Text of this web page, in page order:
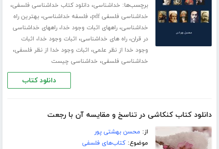
برچسب‌ها: خداشناسی،دانلود کتاب خداشناسی فلسفی،
خداشناسی فلسفی pdf ، فلسفه خداشناسی،بهترین راه
خداشناسی،راههای اثبات وجود خدا،راههای خداشناسی
در قران،راه های خداشناسی، اثبات وجود خدا، اثبات
وجود خدا از نظر علمی، اثبات وجود خدا از نظر فلسفی،
خداشناسی فلسفی، خداشناسی چیست
دانلود کتاب
دانلود کتاب کنکاشی در تناسخ و مقایسه آن با رجعت
از: محسن بهشتی پور
موضوع:کتاب‌های فلسفی